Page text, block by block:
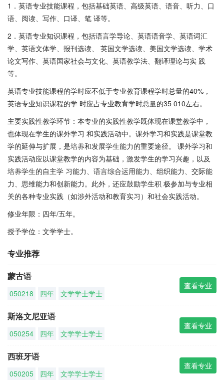
1．英语专业技能课程，包括基础英语、高级英语、语音、听力、口
语、阅读、写作、口译、笔 译等。
2．英语专业知识课程，包括语言学导论、英语语音学、英语词汇
学、英语文体学、报刊选读、 英国文学选读、美国文学选读、学术
论文写作、英语国家社会与文化、英语教学法、翻译理论与实 践
等。
英语专业技能课程的学时应不低于专业教育课程学时总量的40%，
英语专业知识课程的学 时应占专业教育学时总量的35 010左右。
主要实践性教学环节：本专业的实践性教学既体现在课堂教学中，
也体现在学生的课外学习 和实践活动中。课外学习和实践是课堂教
学的延伸与扩展，是培养和发展学生能力的重要途径。 课外学习和
实践活动应以课堂教学的内容为基础，激发学生的学习兴趣，以及
培养学生的自主学 习能力、语言综合运用能力、组织能力、交际能
力、思维能力和创新能力。此外，还应鼓励学生积 极参加与专业相
关的各种专业实践（如涉外活动和教育实习）和社会实践活动。
修业年限：四年/五年。
授予学位：文学学士。
专业推荐
蒙古语
050218 四年 文学学士学士
查看专业
斯洛文尼亚语
050254 四年 文学学士学士
查看专业
西班牙语
050205 四年 文学学士学士
查看专业